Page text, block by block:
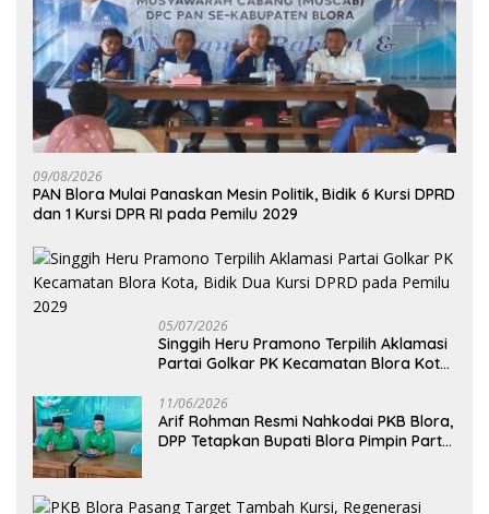
09/08/2026
‎PAN Blora Mulai Panaskan Mesin Politik, Bidik 6 Kursi DPRD
dan 1 Kursi DPR RI pada Pemilu 2029
05/07/2026
Singgih Heru Pramono Terpilih Aklamasi
Partai Golkar PK Kecamatan Blora Kota,
11/06/2026
Arif Rohman Resmi Nahkodai PKB Blora,
DPP Tetapkan Bupati Blora Pimpin Partai